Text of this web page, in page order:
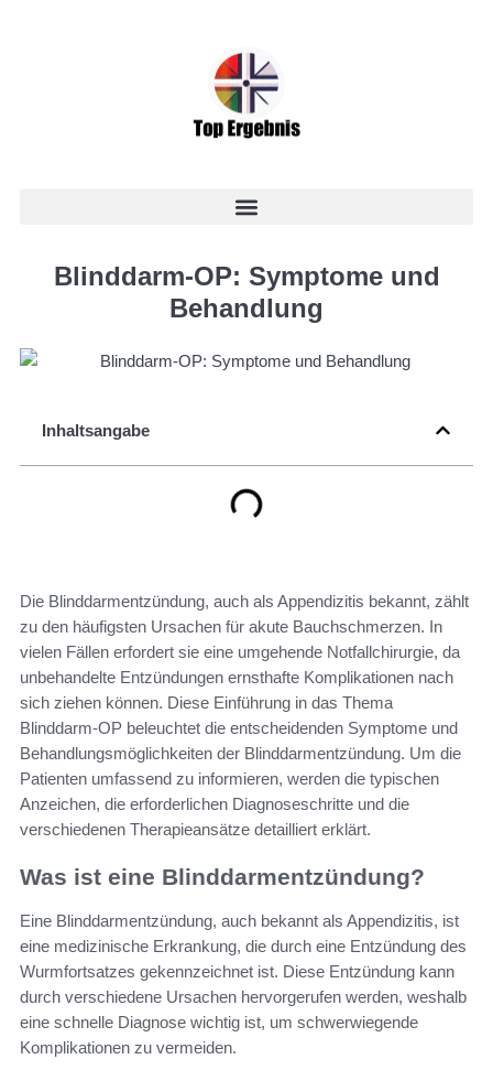
Blinddarm-OP: Symptome und
Behandlung
Inhaltsangabe
Die Blinddarmentzündung, auch als Appendizitis bekannt, zählt
zu den häufigsten Ursachen für akute Bauchschmerzen. In
vielen Fällen erfordert sie eine umgehende Notfallchirurgie, da
unbehandelte Entzündungen ernsthafte Komplikationen nach
sich ziehen können. Diese Einführung in das Thema
Blinddarm-OP beleuchtet die entscheidenden Symptome und
Behandlungsmöglichkeiten der Blinddarmentzündung. Um die
Patienten umfassend zu informieren, werden die typischen
Anzeichen, die erforderlichen Diagnoseschritte und die
verschiedenen Therapieansätze detailliert erklärt.
Was ist eine Blinddarmentzündung?
Eine Blinddarmentzündung, auch bekannt als Appendizitis, ist
eine medizinische Erkrankung, die durch eine Entzündung des
Wurmfortsatzes gekennzeichnet ist. Diese Entzündung kann
durch verschiedene Ursachen hervorgerufen werden, weshalb
eine schnelle Diagnose wichtig ist, um schwerwiegende
Komplikationen zu vermeiden.